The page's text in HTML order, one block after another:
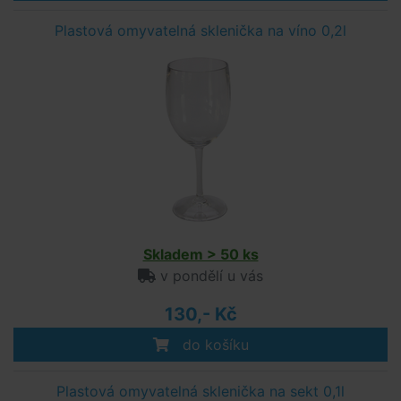
Plastová omyvatelná sklenička na víno 0,2l
Skladem > 50 ks
v pondělí u vás
130,- Kč
do košíku
Plastová omyvatelná sklenička na sekt 0,1l